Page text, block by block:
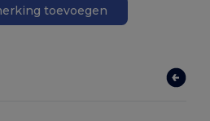
toevoegen